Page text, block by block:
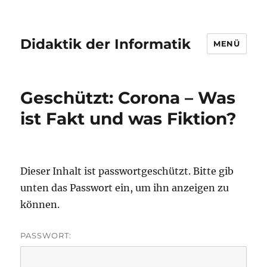
Didaktik der Informatik MENÜ
Geschützt: Corona – Was
ist Fakt und was Fiktion?
Dieser Inhalt ist passwortgeschützt. Bitte gib
unten das Passwort ein, um ihn anzeigen zu
können.
PASSWORT: